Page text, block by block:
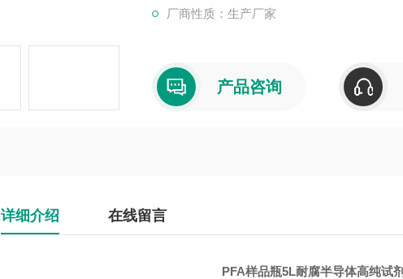
厂商性质：生产厂家
产品咨询
详细介绍 在线留言
PFA样品瓶5L耐腐半导体高纯试